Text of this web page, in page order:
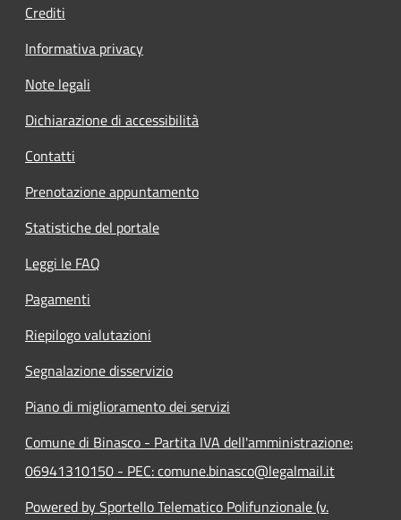
Crediti
Informativa privacy
Note legali
Dichiarazione di accessibilità
Contatti
Prenotazione appuntamento
Statistiche del portale
Leggi le FAQ
Pagamenti
Riepilogo valutazioni
Segnalazione disservizio
Piano di miglioramento dei servizi
Comune di Binasco - Partita IVA dell'amministrazione:
06941310150 - PEC: comune.binasco@legalmail.it
Powered by Sportello Telematico Polifunzionale (v.